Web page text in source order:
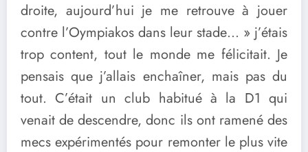
droite, aujourd’hui je me retrouve à jouer
contre l’Oympiakos dans leur stade… » j’étais
trop content, tout le monde me félicitait. Je
pensais que j’allais enchaîner, mais pas du
tout. C’était un club habitué à la D1 qui
venait de descendre, donc ils ont ramené des
mecs expérimentés pour remonter le plus vite